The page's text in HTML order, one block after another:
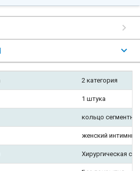
2 категория
1 штука
кольцо
женский интимный
Хирургическая